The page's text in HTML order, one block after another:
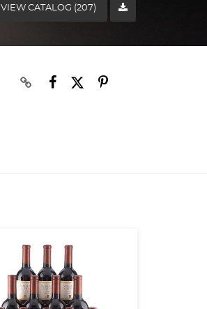
VIEW CATALOG (207)